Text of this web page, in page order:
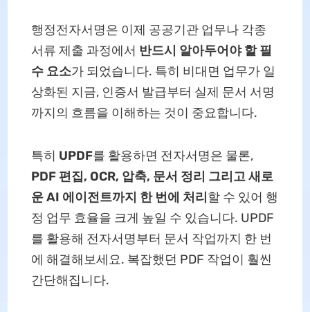
행정전자서명은 이제 공공기관 업무나 각종
서류 제출 과정에서 반드시 알아두어야 할 필
수 요소가 되었습니다. 특히 비대면 업무가 일
상화된 지금, 인증서 발급부터 실제 문서 서명
까지의 흐름을 이해하는 것이 중요합니다.
특히 UPDF를 활용하면 전자서명은 물론,
PDF 편집, OCR, 압축, 문서 정리 그리고 새로
운 AI 에이전트까지 한 번에 처리 할 수 있어 행
정 업무 효율을 크게 높일 수 있습니다. UPDF
를 활용해 전자서명부터 문서 작업까지 한 번
에 해결해보세요. 복잡했던 PDF 작업이 훨씬
간단해집니다.